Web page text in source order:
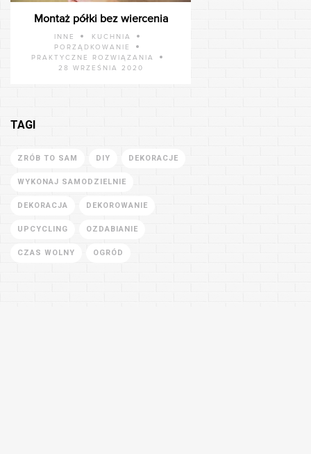
Montaż półki bez wiercenia
INNE
KUCHNIA
PORZĄDKOWANIE
PRAKTYCZNE ROZWIĄZANIA
28 WRZEŚNIA 2020
TAGI
ZRÓB TO SAM DIY DEKORACJE
WYKONAJ SAMODZIELNIE
DEKORACJA DEKOROWANIE
UPCYCLING OZDABIANIE
CZAS WOLNY OGRÓD